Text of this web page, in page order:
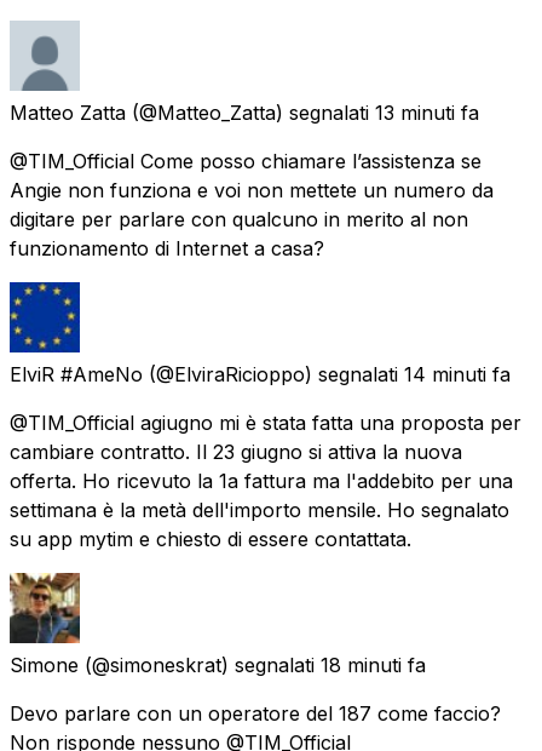
Matteo Zatta (@Matteo_Zatta) segnalati 13 minuti fa
@TIM_Official Come posso chiamare l’assistenza se
Angie non funziona e voi non mettete un numero da
digitare per parlare con qualcuno in merito al non
funzionamento di Internet a casa?
ElviR #AmeNo (@ElviraRicioppo) segnalati 14 minuti fa
@TIM_Official agiugno mi è stata fatta una proposta per
cambiare contratto. Il 23 giugno si attiva la nuova
offerta. Ho ricevuto la 1a fattura ma l'addebito per una
settimana è la metà dell'importo mensile. Ho segnalato
su app mytim e chiesto di essere contattata.
Simone (@simoneskrat) segnalati 18 minuti fa
Devo parlare con un operatore del 187 come faccio?
Non risponde nessuno @TIM_Official